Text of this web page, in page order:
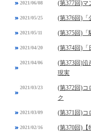
2021/06/08 (第377回)
2021/05/25 (第376回)
2021/05/11 (第375回)
2021/04/20 (第374回)
2021/04/06
(第373回)
現実
2021/03/23
(第372回)
ク
2021/03/09 (第371回)
2021/02/16 (第370回)